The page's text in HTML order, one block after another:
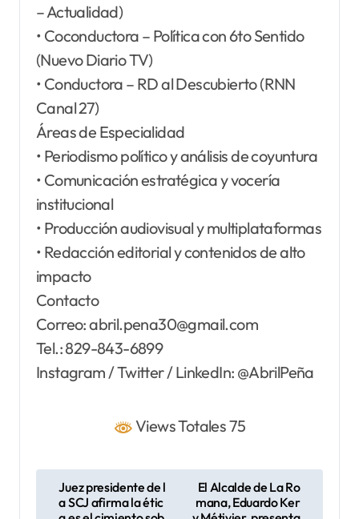
– Actualidad)
• Coconductora – Política con 6to Sentido
(Nuevo Diario TV)
• Conductora – RD al Descubierto (RNN
Canal 27)
Áreas de Especialidad
• Periodismo político y análisis de coyuntura
• Comunicación estratégica y vocería
institucional
• Producción audiovisual y multiplataformas
• Redacción editorial y contenidos de alto
impacto
Contacto
Correo: abril.pena30@gmail.com
Tel.: 829-843-6899
Instagram / Twitter / LinkedIn: @AbrilPeña
Views Totales 75
Juez presidente de l
a SCJ afirma la étic
El Alcalde de La Ro
mana, Eduardo Ker